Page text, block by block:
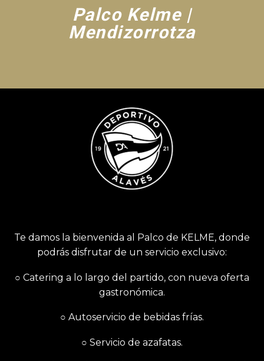
Palco Kelme |
Mendizorrotza
Te damos la bienvenida al Palco de KELME, donde
podrás disfrutar de un servicio exclusivo:
○ Catering a lo largo del partido, con nueva oferta
gastronómica.
○ Autoservicio de bebidas frías.
○ Servicio de azafatas.